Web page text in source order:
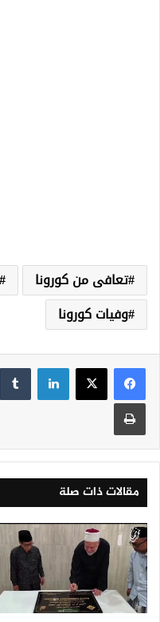
تعافى من كورونا
وفيات كورونا
لينكدإن
مقالات ذات صلة